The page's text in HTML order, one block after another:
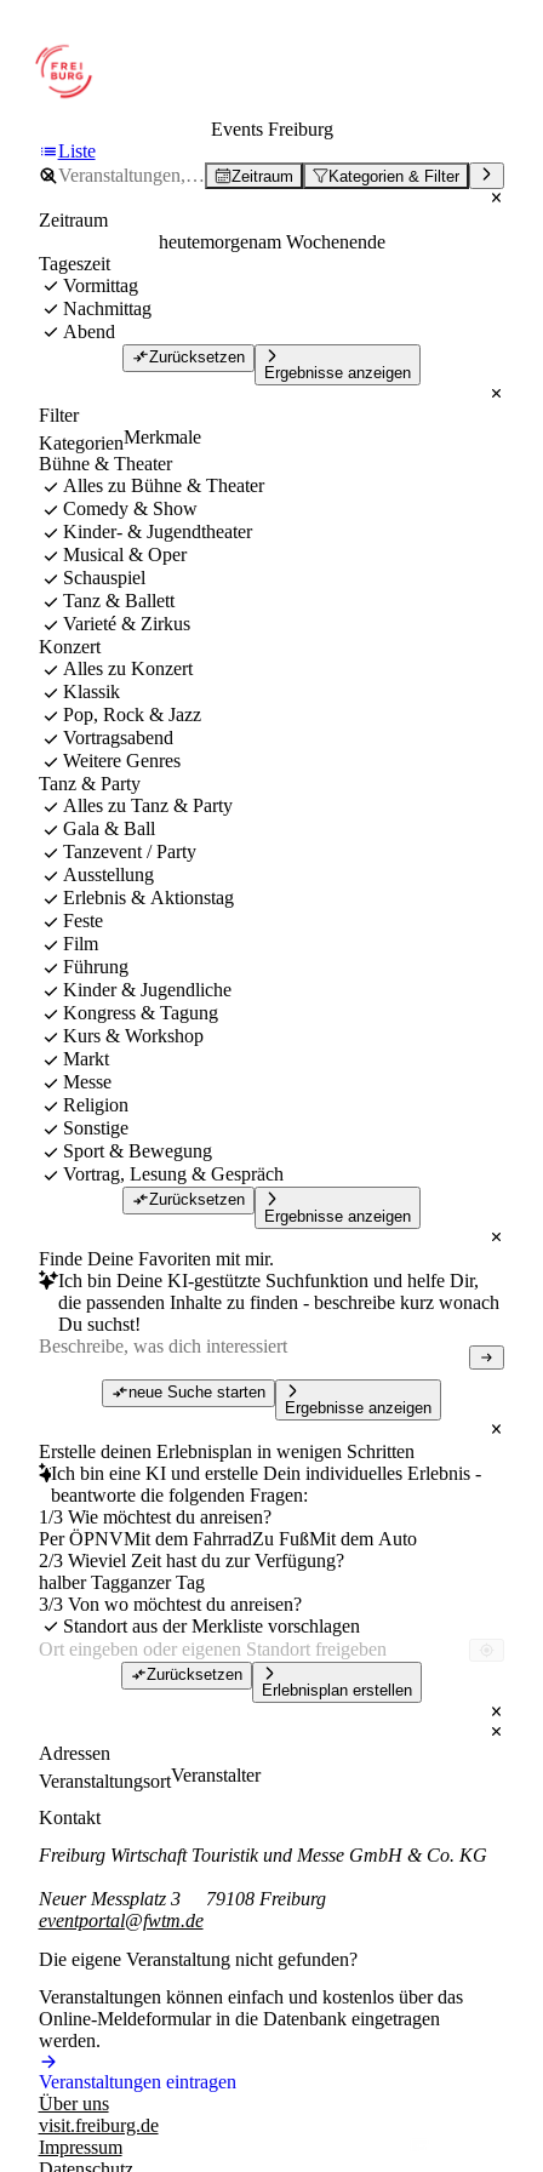
Events Freiburg
Liste
Zeitraum Kategorien & Filter
Zeitraum
heutemorgenam Wochenende
Tageszeit
Vormittag
Nachmittag
Abend
Zurücksetzen
Ergebnisse anzeigen
Filter
KategorienMerkmale
Bühne & Theater
Alles zu Bühne & Theater
Comedy & Show
Kinder- & Jugendtheater
Musical & Oper
Schauspiel
Tanz & Ballett
Varieté & Zirkus
Konzert
Alles zu Konzert
Klassik
Pop, Rock & Jazz
Vortragsabend
Weitere Genres
Tanz & Party
Alles zu Tanz & Party
Gala & Ball
Tanzevent / Party
Ausstellung
Erlebnis & Aktionstag
Feste
Film
Führung
Kinder & Jugendliche
Kongress & Tagung
Kurs & Workshop
Markt
Messe
Religion
Sonstige
Sport & Bewegung
Vortrag, Lesung & Gespräch
Zurücksetzen
Ergebnisse anzeigen
Finde Deine Favoriten mit mir.
Ich bin Deine KI-gestützte Suchfunktion und helfe Dir,
die passenden Inhalte zu finden - beschreibe kurz wonach
Du suchst!
neue Suche starten
Ergebnisse anzeigen
Erstelle deinen Erlebnisplan in wenigen Schritten
Ich bin eine KI und erstelle Dein individuelles Erlebnis -
beantworte die folgenden Fragen:
1/3 Wie möchtest du anreisen?
Per ÖPNVMit dem FahrradZu FußMit dem Auto
2/3 Wieviel Zeit hast du zur Verfügung?
halber Tagganzer Tag
3/3 Von wo möchtest du anreisen?
Standort aus der Merkliste vorschlagen
Zurücksetzen
Erlebnisplan erstellen
Adressen
VeranstaltungsortVeranstalter
Kontakt
Freiburg Wirtschaft Touristik und Messe GmbH & Co. KG
Neuer Messplatz 3
79108 Freiburg
eventportal@fwtm.de
Die eigene Veranstaltung nicht gefunden?
Veranstaltungen können einfach und kostenlos über das
Online-Meldeformular in die Datenbank eingetragen
werden.
Veranstaltungen eintragen
Über uns
visit.freiburg.de
Impressum